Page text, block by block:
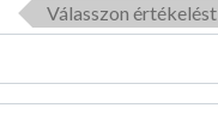
Válasszon értékelést